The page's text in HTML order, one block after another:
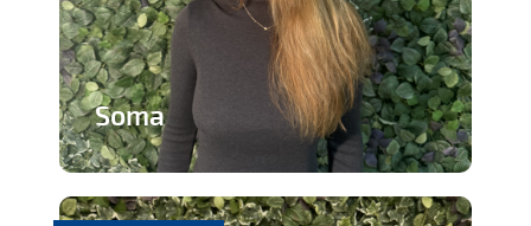
Soma
immersive